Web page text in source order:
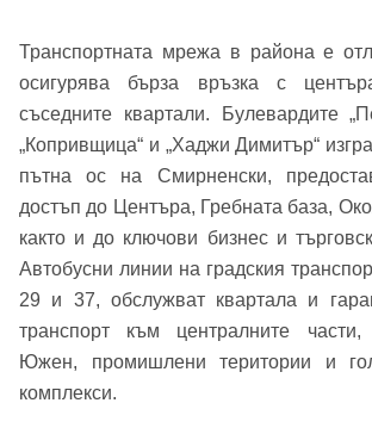
Добре дошъл!
Вход
Транспортната мрежа в района е
осигурява бърза връзка с
съседните квартали. Булевардите
„Копривщица“ и „Хаджи Димитър“
пътна ос на Смирненски,
достъп до Центъра, Гребната база,
както и до ключови бизнес и
Автобусни линии на градския
29 и 37, обслужват квартала и
транспорт към централните
Южен, промишлени територии и
комплекси.
Име*